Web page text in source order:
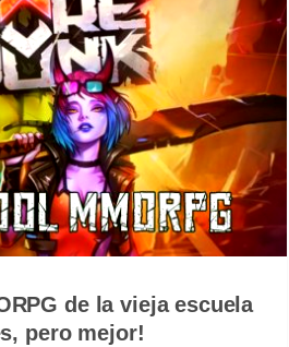
de la vieja escuela
pero mejor!